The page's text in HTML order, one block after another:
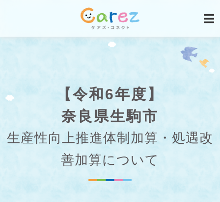
【令和6年度】
奈良県生駒市
生産性向上推進体制加算・処遇改
善加算について